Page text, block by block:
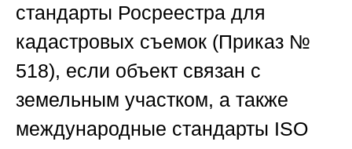
стандарты Росреестра для
кадастровых съемок (Приказ №
518), если объект связан с
земельным участком, а также
международные стандарты ISO